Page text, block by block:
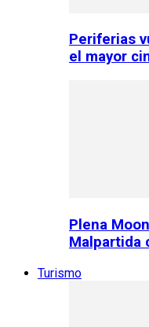
Periferias
el mayor
Plena
Malpartida
Turismo